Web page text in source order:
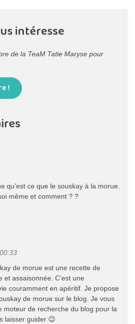
intéresse
de la TeaM Tatie Maryse pour
!
qu’est ce que le souskay à la morue.
même et comment ? ?
de morue est une recette de
et assaisonnée. C’est une
couramment en apéritif. Je propose
de morue sur le blog. Je vous
moteur de recherche du blog pour la
laisser guider 😉